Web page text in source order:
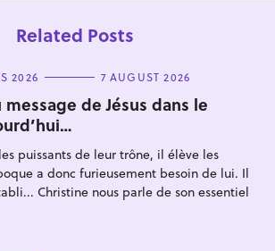
Related Posts
2026 7 AUGUST 2026
message de Jésus dans le
puissants de leur trône, il élève les
a donc furieusement besoin de lui. Il
Christine nous parle de son essentiel